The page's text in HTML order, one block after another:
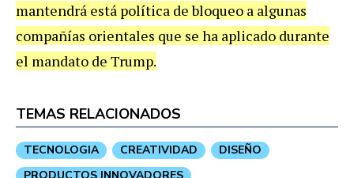
mantendrá está política de bloqueo a algunas
compañías orientales que se ha aplicado durante
el mandato de Trump.
TEMAS RELACIONADOS
TECNOLOGIA CREATIVIDAD
DISEÑO